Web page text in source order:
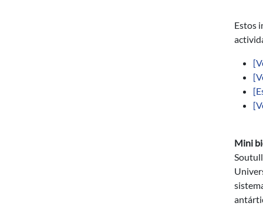
Estos
Mini